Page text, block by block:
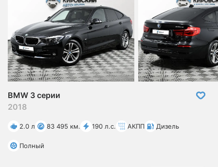
BMW 3 серии
2018
2.0 л 83 495 км. 190 л.с. АКПП Дизель
Полный